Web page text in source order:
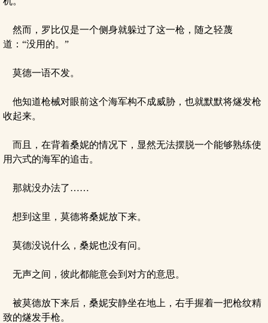
然而，罗比仅是一个侧身就躲过了这一枪，随之轻蔑
道：“没用的。”
莫德一语不发。
他知道枪械对眼前这个海军构不成威胁，也就默默将燧发枪
收起来。
而且，在背着桑妮的情况下，显然无法摆脱一个能够熟练使
用六式的海军的追击。
那就没办法了……
想到这里，莫德将桑妮放下来。
莫德没说什么，桑妮也没有问。
无声之间，彼此都能意会到对方的意思。
被莫德放下来后，桑妮安静坐在地上，右手握着一把枪纹精
致的燧发手枪。